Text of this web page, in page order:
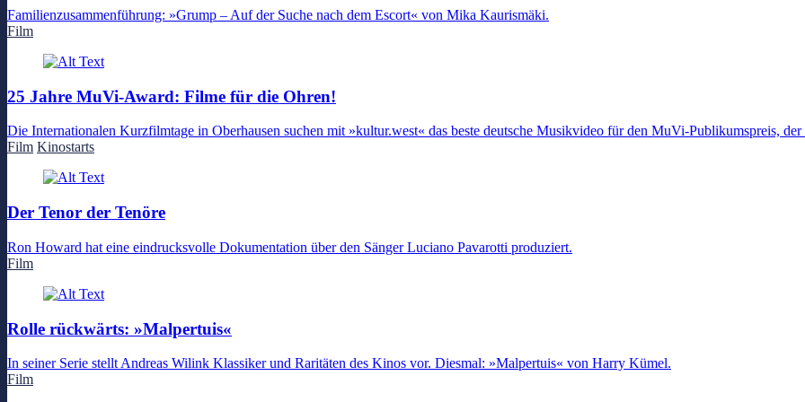
Familienzusammenführung: »Grump – Auf der Suche nach dem Escort« von Mika Kaurismäki.
Film
25 Jahre MuVi-Award: Filme für die Ohren!
Die Internationalen Kurzfilmtage in Oberhausen suchen mit »kultur.west« das beste deutsche Musikvideo für den MuVi-Publikumspreis,
Film Kinostarts
Der Tenor der Tenöre
Ron Howard hat eine eindrucksvolle Dokumentation über den Sänger Luciano Pavarotti produziert.
Film
Rolle rückwärts: »Malpertuis«
In seiner Serie stellt Andreas Wilink Klassiker und Raritäten des Kinos vor. Diesmal: »Malpertuis« von Harry Kümel.
Film